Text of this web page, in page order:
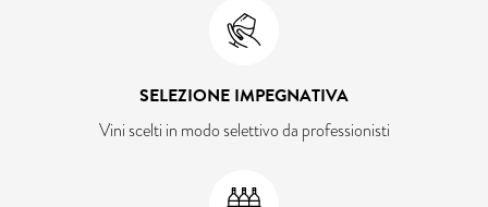
SELEZIONE IMPEGNATIVA
Vini scelti in modo selettivo da professionisti